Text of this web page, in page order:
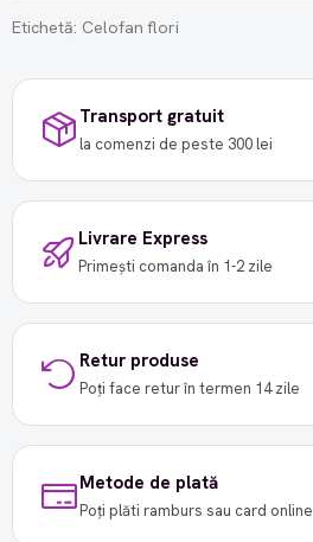
Etichetă: Celofan flori
Transport gratuit
la comenzi de peste 300 lei
Livrare Express
Primești comanda în 1-2 zile
Retur produse
Poți face retur în termen 14 zile
Metode de plată
Poți plăti ramburs sau card online